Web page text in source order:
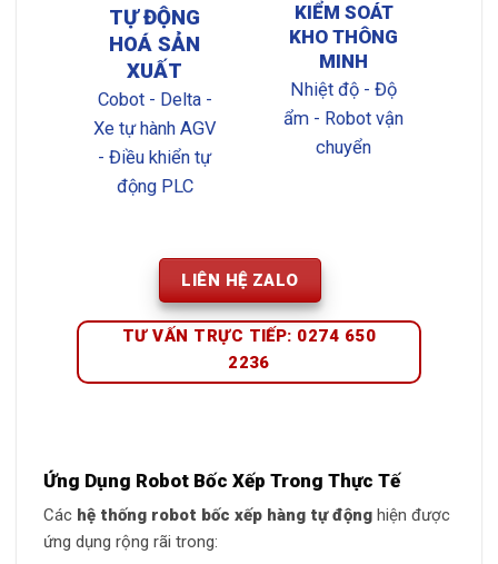
TỰ ĐỘNG
HOÁ SẢN
XUẤT
Cobot - Delta -
Xe tự hành AGV
- Điều khiển tự
động PLC
KIỂM SOÁT
KHO THÔNG
MINH
Nhiệt độ - Độ
ẩm - Robot vận
chuyển
LIÊN HỆ ZALO
TƯ VẤN TRỰC TIẾP: 0274 650
2236
Ứng Dụng Robot Bốc Xếp Trong Thực Tế
Các hệ thống robot bốc xếp hàng tự động hiện được
ứng dụng rộng rãi trong: